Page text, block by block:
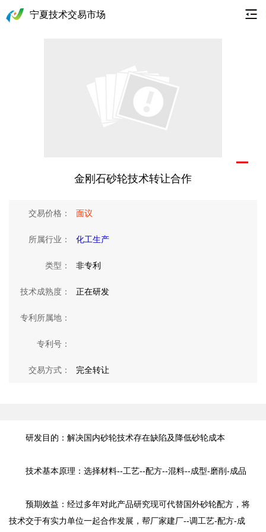
宁夏技术交易市场
金刚石砂轮技术转让合作
交易价格： 面议
所属行业： 化工生产
类型： 非专利
技术成熟度： 正在研发
专利所属地：
专利号：
交易方式： 完全转让
研发目的： 解决国内砂轮技术存在缺陷及降低砂轮成本
技术基本原理： 选择材料--工艺--配方--混料--成型-磨削-成品
预期效益： 经过多年对此产品研究现可代替国外砂轮配方，将
技术交于有实力单位一起合作发展，帮厂家建厂--调工艺-配方-成